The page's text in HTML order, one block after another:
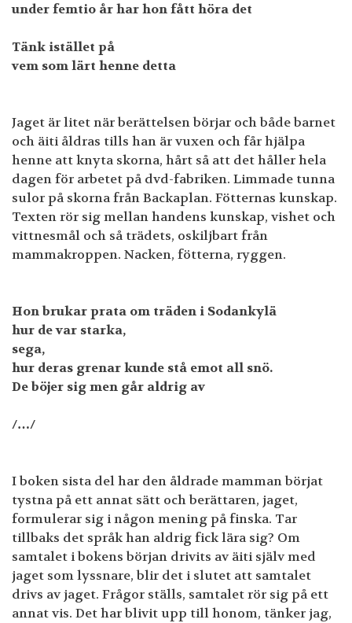
under femtio år har hon fått höra det
Tänk istället på
vem som lärt henne detta
Jaget är litet när berättelsen börjar och både barnet
och äiti åldras tills han är vuxen och får hjälpa
henne att knyta skorna, hårt så att det håller hela
dagen för arbetet på dvd-fabriken. Limmade tunna
sulor på skorna från Backaplan. Fötternas kunskap.
Texten rör sig mellan handens kunskap, vishet och
vittnesmål och så trädets, oskiljbart från
mammakroppen. Nacken, fötterna, ryggen.
Hon brukar prata om träden i Sodankylä
hur de var starka,
sega,
hur deras grenar kunde stå emot all snö.
De böjer sig men går aldrig av
/…/
I boken sista del har den åldrade mamman börjat
tystna på ett annat sätt och berättaren, jaget,
formulerar sig i någon mening på finska. Tar
tillbaks det språk han aldrig fick lära sig? Om
samtalet i bokens början drivits av äiti själv med
jaget som lyssnare, blir det i slutet att samtalet
drivs av jaget. Frågor ställs, samtalet rör sig på ett
annat vis. Det har blivit upp till honom, tänker jag,